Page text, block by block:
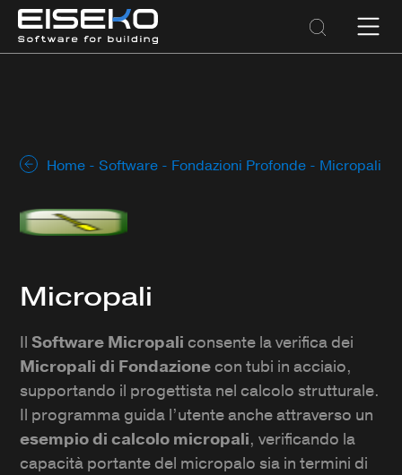
Home -Software - Fondazioni Profonde - Micropali
Micropali
IlSoftware Micropali consente la verifica dei
Micropali di Fondazione con tubi in acciaio,
supportando il progettista nel calcolo strutturale.
Il programma guida l’utente anche attraverso un
esempio di calcolo micropali, verificando la
capacità portante del micropalo sia in termini di